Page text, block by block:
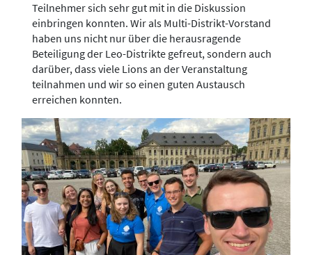
Teilnehmer sich sehr gut mit in die Diskussion
einbringen konnten. Wir als Multi-Distrikt-Vorstand
haben uns nicht nur über die herausragende
Beteiligung der Leo-Distrikte gefreut, sondern auch
darüber, dass viele Lions an der Veranstaltung
teilnahmen und wir so einen guten Austausch
erreichen konnten.